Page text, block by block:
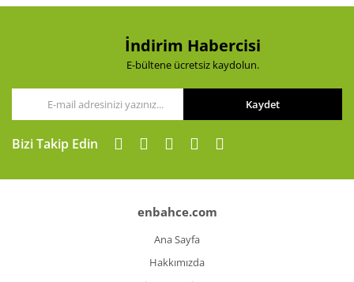
İndirim Habercisi
E-bültene ücretsiz kaydolun.
Kaydet
Bizi Takip Edin
enbahce.com
Ana Sayfa
Hakkımızda